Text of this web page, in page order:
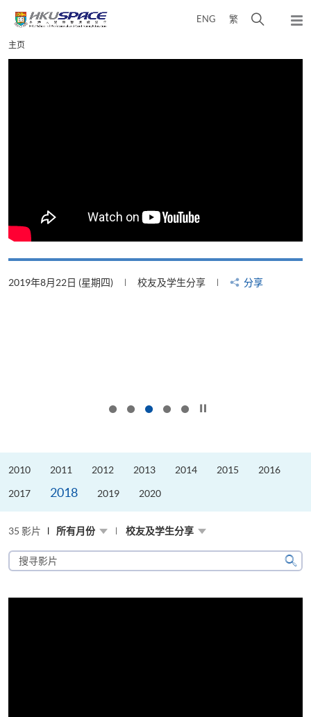
content
ENG 繁
弹
Main
content
主页
2019年8月22日 (星期四) 校友及学生分享 分享
2010 2011 2012 2013 2014 2015 2016
2017 2018 2019 2020
35 影片 所有月份 校友及学生分享
搜
寻
片
搜